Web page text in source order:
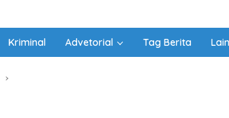
Kriminal Advetorial Tag Berita